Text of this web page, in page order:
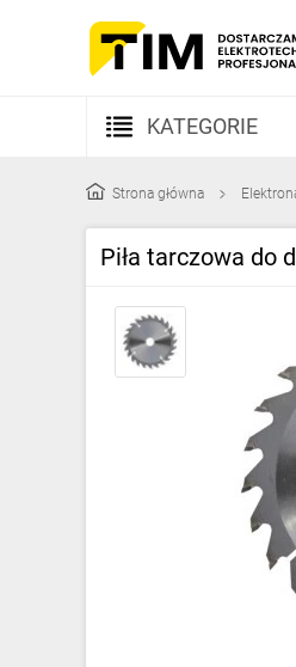
KATEGORIE
Kable i przewody
Elementy prowadzenia kabli
Fotowoltaika
Oprawy oświetleniowe
Strona główna
Piła tarczowa do